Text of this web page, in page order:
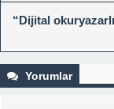
“Dijital
Yorumlar